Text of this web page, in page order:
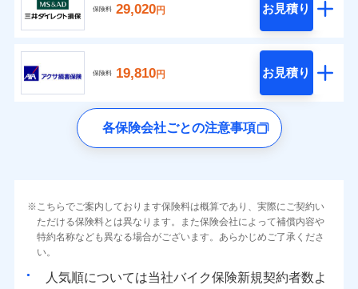
保険料 29,020円 お見積り
保険料 19,810円 お見積り
各保険会社ごとの注意事項
こちらでご案内しております保険料は概算であり、実際にご契約い
ただける保険料とは異なります。また保険会社によって補償内容や
特約名称なども異なる場合がございます。あらかじめご了承くださ
い。
人気順については当社
新規契約者数よ